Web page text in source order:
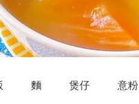
麵 煲仔 意粉